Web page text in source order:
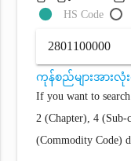
HS Code
ကုန်စည်များအားလုံး
If you want to
2 (Chapter), 4 (Sub-
(Commodity Code)